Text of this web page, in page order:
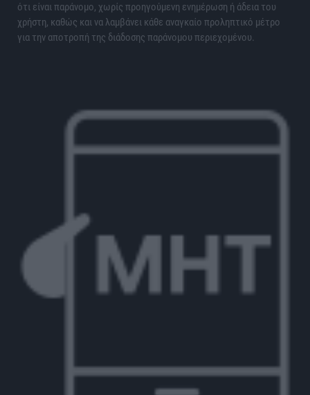
ότι είναι παράνομο, χωρίς προηγούμενη ενημέρωση ή άδεια του
χρήστη, καθώς και να λαμβάνει κάθε αναγκαίο προληπτικό μέτρο
για την αποτροπή της διάδοσης παράνομου περιεχομένου.